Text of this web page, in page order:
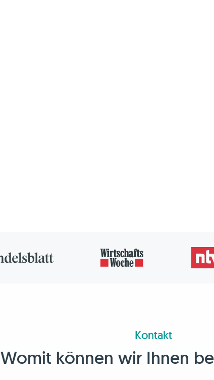
Kontakt
Womit können wir Ihnen